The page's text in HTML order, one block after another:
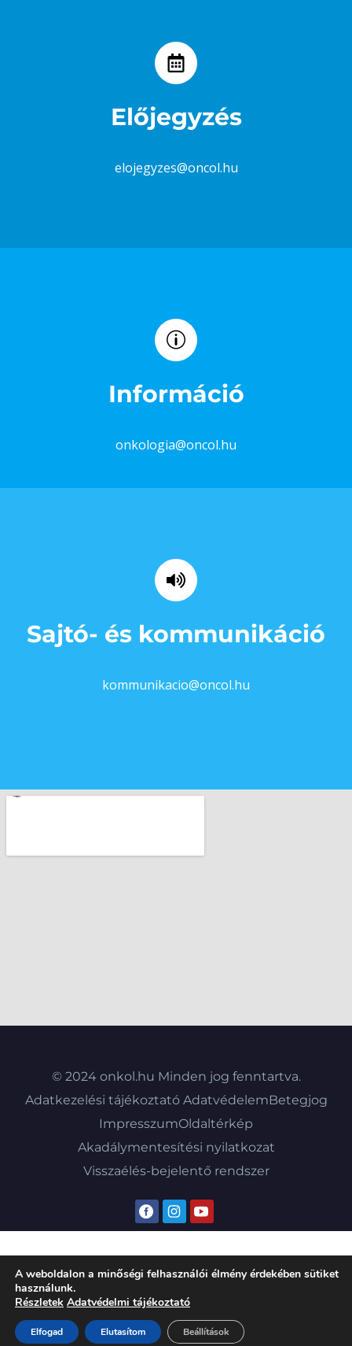
Előjegyzés
elojegyzes@oncol.hu
Információ
onkologia@oncol.hu
Sajtó- és kommunikáció
kommunikacio@oncol.hu
© 2024 onkol.hu Minden jog fenntartva.
Adatkezelési tájékoztató AdatvédelemBetegjog
ImpresszumOldaltérkép
Akadálymentesítési nyilatkozat
Visszaélés-bejelentő rendszer
A weboldalon a minőségi felhasználói élmény érdekében sütiket
használunk.
Részletek Adatvédelmi tájékoztató
Elfogad Elutasítom Beállítások